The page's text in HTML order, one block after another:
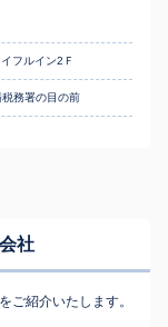
フルイン2Ｆ
務署の目の前
社
ご紹介いたします。